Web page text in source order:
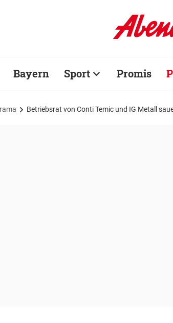
Bayern Sport Promis
Betriebsrat von Conti Temic und IG Metall